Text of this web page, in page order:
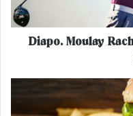
o
u
c
Diapo. Moulay